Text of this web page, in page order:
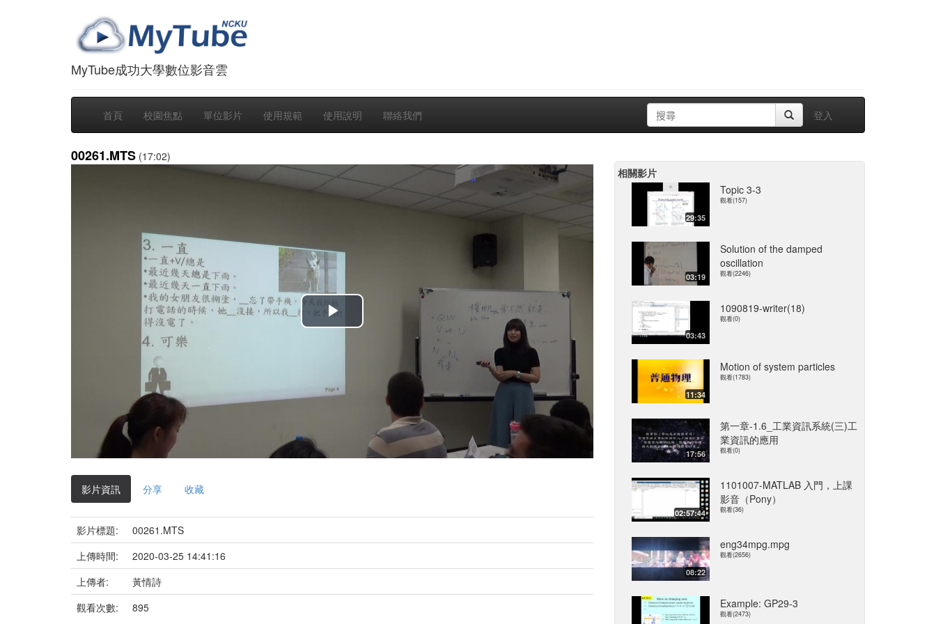
MyTube成功大學數位影音雲
首頁 校園焦點 單位影片 使用規範 使用說明 聯絡我們 登入
00261.MTS (17:02)
播
影
影片資訊 分享 收藏
影片標題:
00261.MTS
上傳時間:
2020-03-25 14:41:16
上傳者:
黃情詩
觀看次數:
895
相關影片
29:35
Topic 3-3
觀看(157)
03:19
Solution of the damped
oscillation
觀看(2246)
03:43
1090819-writer(18)
觀看(0)
11:34
Motion of system particles
觀看(1783)
17:56
第一章-1.6_工業資訊系統(三)工
業資訊的應用
觀看(0)
02:57:44
1101007-MATLAB 入門，上課
影音（Pony）
觀看(36)
08:22
eng34mpg.mpg
觀看(2656)
Example: GP29-3
觀看(2473)